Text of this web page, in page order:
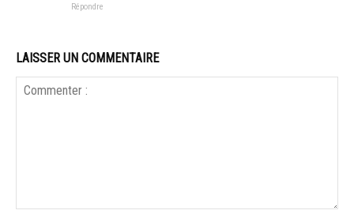
Répondre
LAISSER UN COMMENTAIRE